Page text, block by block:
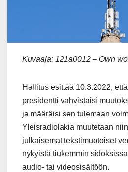
Kuvaaja: 121a0012 – Own
Hallitus esittää 10.3.2022,
presidentti vahvistaisi
ja määräisi sen tulemaan
Yleisradiolakia muutetaan
julkaisemat tekstimuotoiset
nykyistä tiukemmin
audio- tai videosisältöön.